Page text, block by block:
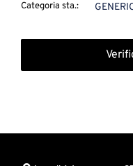
Categoria sta.: